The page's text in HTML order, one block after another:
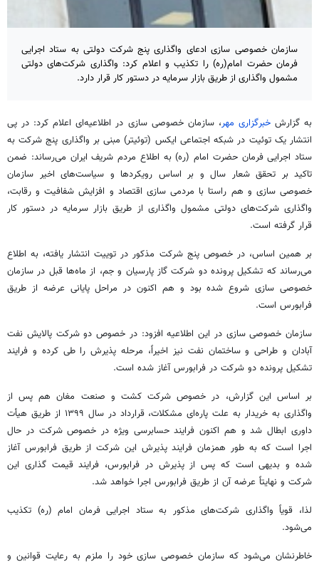
سازمان خصوصی سازی ادعای واگذاری پنج شرکت دولتی به ستاد اجرایی
فرمان حضرت امام(ره) را تکذیب و اعلام کرد: واگذاری شرکت‌های دولتی
مشمول واگذاری از طریق بازار سرمایه در دستور کار قرار دارد.
به گزارش خبرگزاری مهر، سازمان خصوصی سازی در اطلاعیه‌ای اعلام کرد: در پی
انتشار یک توئیت در شبکه اجتماعی ایکس (توئیتر) مبنی بر واگذاری پنج شرکت به
ستاد اجرایی فرمان حضرت امام (ره) به اطلاع مردم شریف ایران می‌رساند: ضمن
تاکید بر تحقق شعار سال و بر اساس رویکردها و سیاست‌های اخیر سازمان
خصوصی سازی و هم راستا با مردمی سازی اقتصاد و افزایش شفافیت و رقابت،
واگذاری شرکت‌های دولتی مشمول واگذاری از طریق بازار سرمایه در دستور کار
قرار گرفته است.
بر همین اساس، در خصوص پنج شرکت مذکور در توییتانتشار یافته، به اطلاع
می‌رساند که تشکیل پرونده دو شرکت گاز پارسیان و جم، از ماه‌ها قبل در سازمان
خصوصی سازی شروع شده بود و هم اکنون در مراحل پایانی عرضه از طریق
فرابورس است.
سازمان خصوصی سازی در این اطلاعیه افزود: در خصوص دو شرکت پالایش نفت
آبادان و طراحی و ساختمان نفت نیز اخیراً، مرحله پذیرش را طی کرده و فرایند
تشکیل پرونده دو شرکت در فرابورس آغاز شده است.
بر اساس این گزارش، در خصوص شرکت کشت و صنعت مغان هم پس از
واگذاری به خریدار به علت پاره‌ای مشکلات، قرارداد در سال ۱۳۹۹ از طریق هیأت
داوری ابطال شد و هم اکنون فرایند حسابرسی ویژه در خصوص شرکت در حال
اجرا است که به طور همزمان فرایند پذیرش این شرکت از طریقفرابورس آغاز
شده و بدیهی است که پس از پذیرش در فرابورس، فرایند قیمت گذاری این
شرکت و نهایتاً عرضه آن از طریق فرابورس اجرا خواهد شد.
لذا، قویاً واگذاری شرکت‌های مذکور به ستاد اجرایی فرمان امام (ره) تکذیب
می‌شود.
خاطرنشان می‌شود که سازمان خصوصی سازی خود را ملزم به رعایت قوانین و